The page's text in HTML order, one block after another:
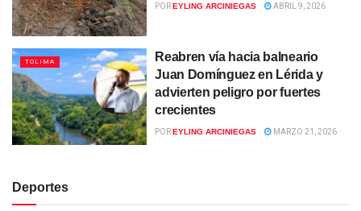
POREYLING ARCINIEGAS ABRIL 9, 2026
TOLIMA
Reabren vía hacia balneario
Juan Domínguez en Lérida y
advierten peligro por fuertes
crecientes
POREYLING ARCINIEGAS MARZO 21, 2026
Deportes